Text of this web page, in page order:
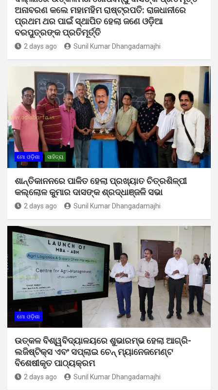
ଅନାବରଣ କଲେ ମହାମହିମ ରାଷ୍ଟ୍ରପତି: ରାଜଧାନୀରେ
ପ୍ରଥମ ଥର ପାଇଁ ସ୍ଥାପିତ ହେଲା ଜଣେ ଓଡ଼ିଆ
ବରପୁତ୍ରଙ୍କ ପ୍ରତିମୂର୍ତ୍ତି
2 days ago Sunil Kumar Dhangadamajhi
ମୋ ଓଡ଼ିଶା ସାହିତ୍ୟ
ଶାନ୍ତିକାନନରେ ପାଳିତ ହେଲା ପ୍ରଖ୍ୟାତ ଚିତ୍ରଶିଳ୍ପୀ
କଲ୍ଲୋଳ କୁମାର ଦାସଙ୍କ ଶ୍ରଦ୍ଧାଞ୍ଜଳି ସଭା
2 days ago Sunil Kumar Dhangadamajhi
ମୋ ଓଡ଼ିଶା
ଉତ୍କଳ ବିଶ୍ୱବିଦ୍ୟାଳୟରେ ଶୁଭାରମ୍ଭ ହେଲା ଆଗ୍ରି-
ଲଜିଷ୍ଟିକ୍ସ ଏବଂ ସପ୍ଲାଇ ଚେନ୍ ମ୍ୟାନେଜମେଣ୍ଟ
ବିଶେଷୀକୃତ ପାଠ୍ୟକ୍ରମ
2 days ago Sunil Kumar Dhangadamajhi